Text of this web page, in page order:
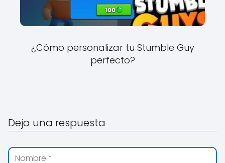
¿Cómo personalizar tu Stumble Guy
perfecto?
Deja una respuesta